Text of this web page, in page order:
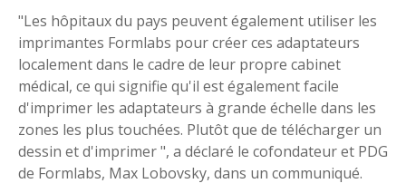
"Les hôpitaux du pays peuvent également utiliser les
imprimantes Formlabs pour créer ces adaptateurs
localement dans le cadre de leur propre cabinet
médical, ce qui signifie qu'il est également facile
d'imprimer les adaptateurs à grande échelle dans les
zones les plus touchées. Plutôt que de télécharger un
dessin et d'imprimer ", a déclaré le cofondateur et PDG
de Formlabs, Max Lobovsky, dans un communiqué.